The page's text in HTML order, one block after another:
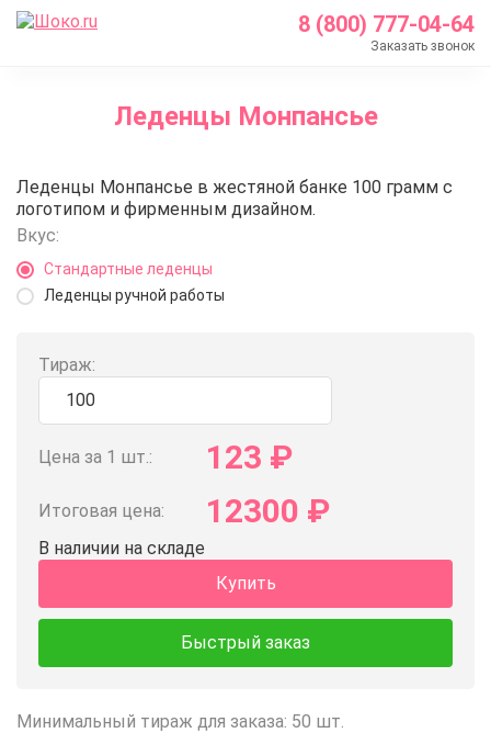
8 (800) 777-04-64
Заказать звонок
Каталог
Леденцы Монпансье
Леденцы Монпансье
Леденцы Монпансье
Леденцы Монпансье в жестяной банке 100 грамм с
логотипом и фирменным дизайном.
Вкус:
Стандартные леденцы
Леденцы ручной работы
Тираж:
Цена за 1 шт.: 123 ₽
Итоговая цена: 12300 ₽
В наличии на складе
Купить
Быстрый заказ
Минимальный тираж для заказа: 50 шт.